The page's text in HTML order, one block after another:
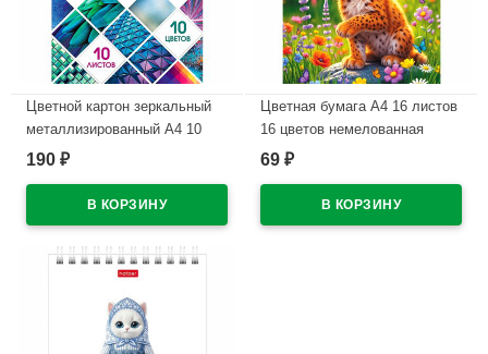
Цветной картон зеркальный
металлизированный А4 10
листов 10 цветов
Мозаика в папке
арт.10Кц4мт_23734
В наличии
190 ₽
Цветная бумага А4 16 листов
16 цветов немелованная
двухсторонняя Hatber
арт.16Бц4_36117
69 ₽